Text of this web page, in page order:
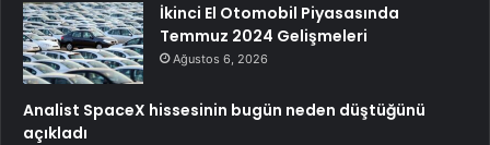
İkinci El Otomobil Piyasasında
Temmuz 2024 Gelişmeleri
Ağustos 6, 2026
Analist SpaceX hissesinin bugün neden düştüğünü
açıkladı